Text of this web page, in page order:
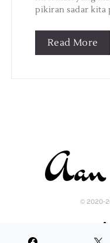
pikiran sadar kita
Read More
© 2020-